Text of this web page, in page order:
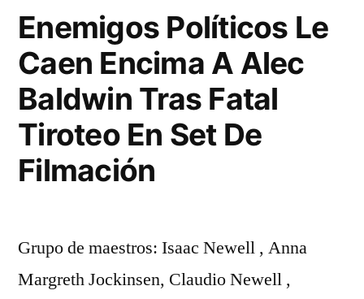
Enemigos Políticos Le
Caen Encima A Alec
Baldwin Tras Fatal
Tiroteo En Set De
Filmación
Grupo de maestros: Isaac Newell , Anna
Margreth Jockinsen, Claudio Newell ,